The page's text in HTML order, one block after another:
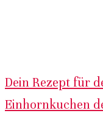
Dein Rezept für
Einhornkuchen